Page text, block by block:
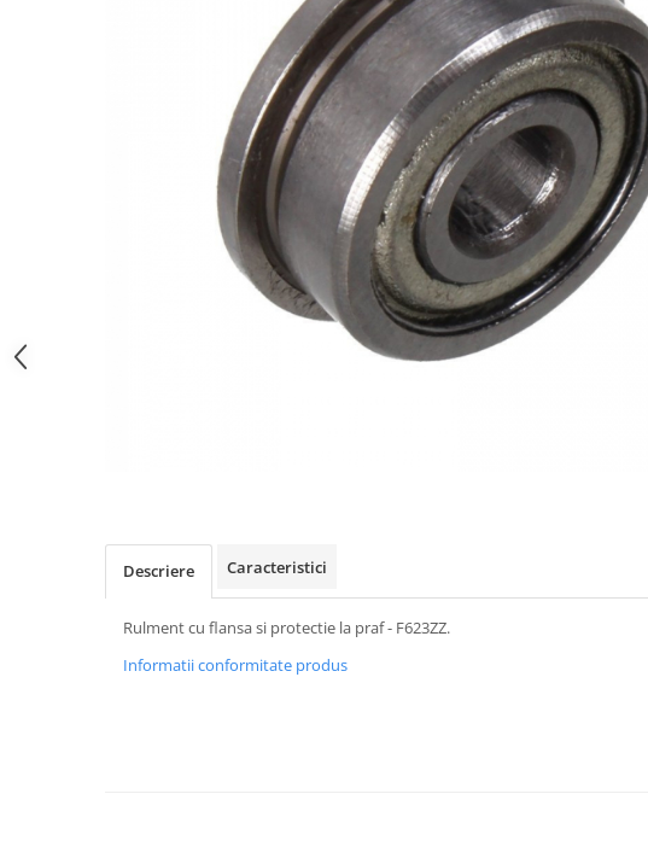
Descriere Caracteristici
Rulment cu flansa si protectie la praf - F623ZZ.
Informatii conformitate produs